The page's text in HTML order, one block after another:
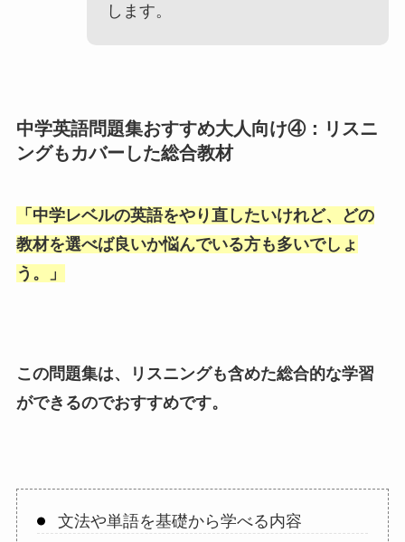
します。
中学英語問題集おすすめ大人向け④：リスニ
ングもカバーした総合教材
「 中学レベルの英語をやり直したいけれど、どの
教材を選べば良いか悩んでいる方も多いでしょ
う。
」
この問題集は、リスニングも含めた総合的な学習
ができるのでおすすめです。
文法や単語を基礎から学べる内容